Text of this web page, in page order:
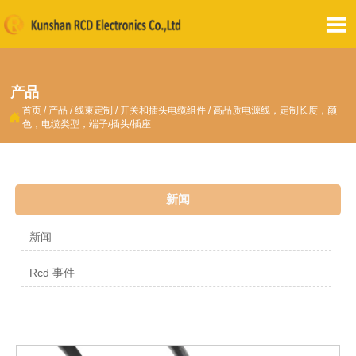

产品
 首页 / 产品 /线束定制 /开关和插头电缆组件 /高品质电源线，定制长度，颜
色，电缆类型，端子/插头/插座
新闻
新闻
Rcd 事件